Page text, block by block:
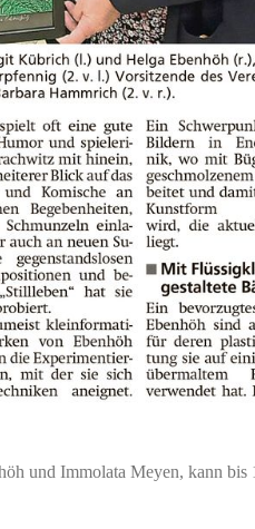
und Immolata Meyen, kann